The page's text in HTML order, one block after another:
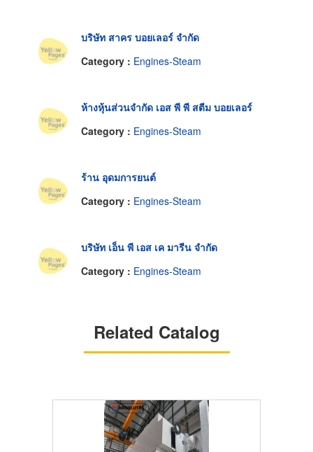
บริษัท สาคร บอยเลอร์ จำกัด
Category : Engines-Steam
ห้างหุ้นส่วนจำกัด เอส พี พี สตีม บอยเลอร์
Category : Engines-Steam
ร้าน อุดมการยนต์
Category : Engines-Steam
บริษัท เอ็น พี เอส เค มารีน จำกัด
Category : Engines-Steam
Related Catalog